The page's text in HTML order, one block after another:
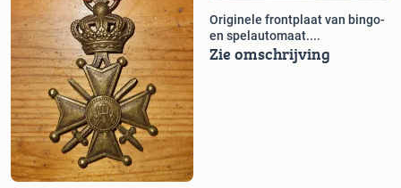
Originele frontplaat van bingo-
en spelautomaat....
Zie omschrijving